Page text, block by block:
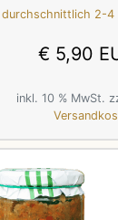
durchschnittlich 2-4
€ 5,90
inkl. 10 % MwSt.